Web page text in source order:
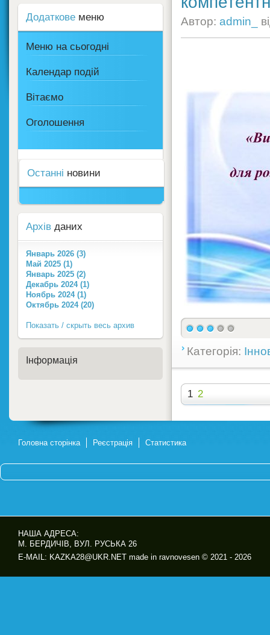
Автор: admin_
Категорія:
1 2
Додаткове меню
Меню на сьогодні
Календар подій
Вітаємо
Оголошення
Останні новини
Архів даних
Январь 2026 (3)
Май 2025 (1)
Январь 2025 (2)
Декабрь 2024 (1)
Ноябрь 2024 (1)
Октябрь 2024 (20)
Показать / скрыть весь архив
Інформація
Головна сторінка Реєстрація Статистика
НАША АДРЕСА:
М. БЕРДИЧІВ, ВУЛ. РУСЬКА 26
E-MAIL: KAZKA28@UKR.NET made in ravnovesen © 2021 - 2026